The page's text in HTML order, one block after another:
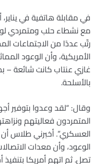
في مقابلة هاتفية في
مع نشطاء حلب ومتمردي
رتّب عددًا من الاجتماعات
الأمريكية، وأن الوعود
غازي عنتاب كانت شائعة –
بالأسلحة.
وقال: “لقد وعدوا بتوفير
المتمردون فعاليتهم
العسكري”. أخبرني طلاس أن
الوعود، وأن معدات
تصل. ثم اتهم أمريكا